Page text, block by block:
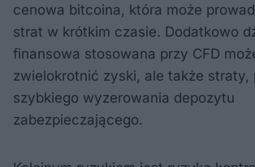
cenowa bitcoina, która może
strat w krótkim czasie. Dodatkowo
finansowa stosowana przy CFD
zwielokrotnić zyski, ale także straty,
szybkiego wyzerowania depozytu
zabezpieczającego.